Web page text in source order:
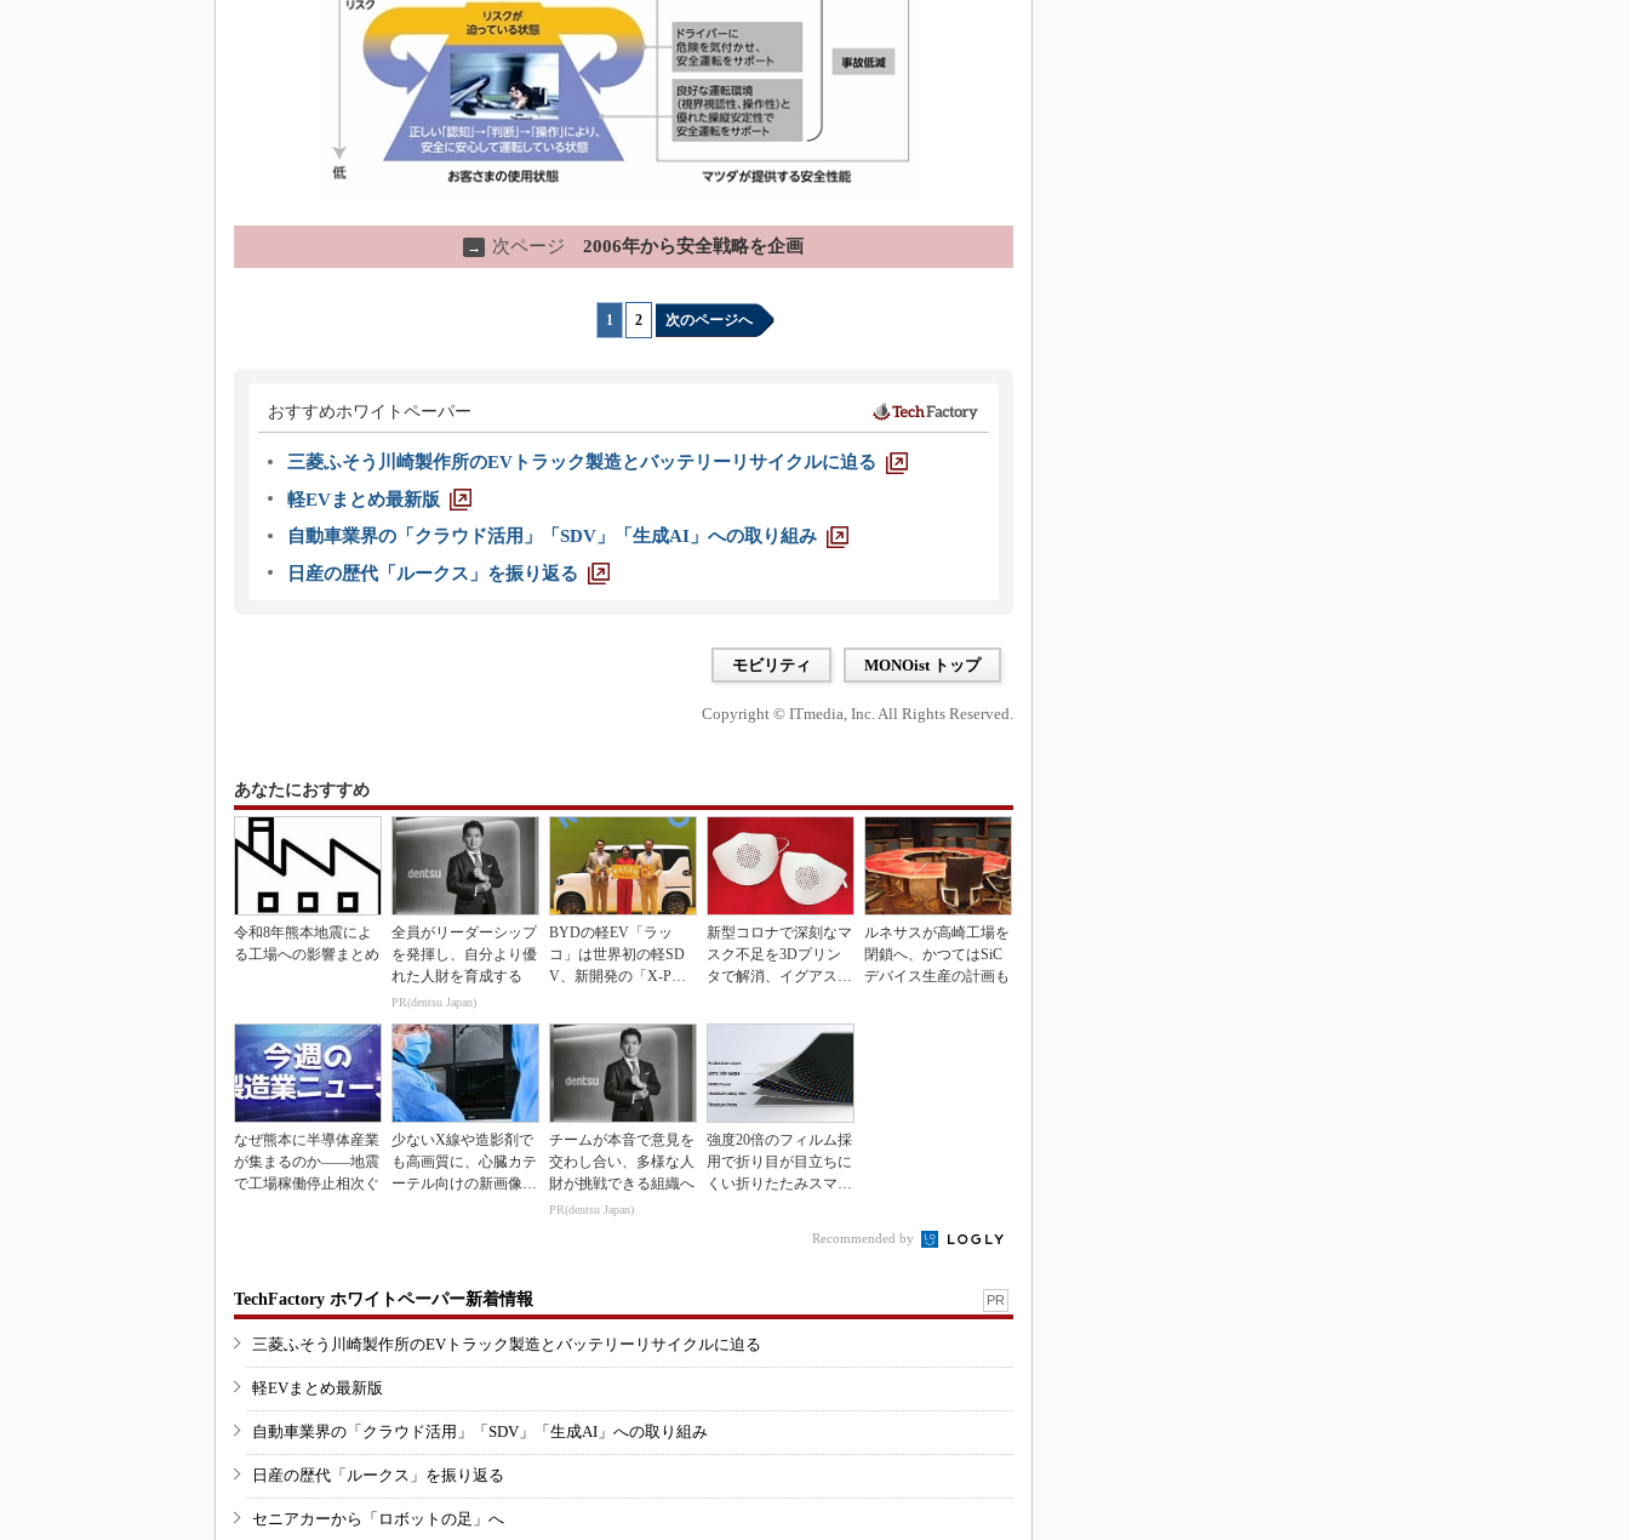
→ 次ページ 2006年から安全戦略を企画
1 2 次のページへ
おすすめホワイトペーパー
三菱ふそう川崎製作所のEVトラック製造とバッテリーリサイクルに迫る
軽EVまとめ最新版
自動車業界の「クラウド活用」「SDV」「生成AI」への取り組み
日産の歴代「ルークス」を振り返る
モビリティ MONOist トップ
Copyright © ITmedia, Inc. All Rights Reserved.
あなたにおすすめ
令和8年熊本地震によ
る工場への影響まとめ
全員がリーダーシップ
を発揮し、自分より優
れた人財を育成する
PR(dentsu Japan)
BYDの軽EV「ラッ
コ」は世界初の軽SD
V、新開発の「X-PAC
新型コロナで深刻なマ
スク不足を3Dプリン
タで解消、イグアスが
ルネサスが高崎工場を
閉鎖へ、かつてはSiC
デバイス生産の計画も
なぜ熊本に半導体産業
が集まるのか――地震
で工場稼働停止相次ぐ
少ないX線や造影剤で
も高画質に、心臓カテ
ーテル向けの新画像技
チームが本音で意見を
交わし合い、多様な人
財が挑戦できる組織へ
PR(dentsu Japan)
強度20倍のフィルム採
用で折り目が目立ちに
くい折りたたみスマホ
Recommended by
TechFactory ホワイトペーパー新着情報 PR
三菱ふそう川崎製作所のEVトラック製造とバッテリーリサイクルに迫る
軽EVまとめ最新版
自動車業界の「クラウド活用」「SDV」「生成AI」への取り組み
日産の歴代「ルークス」を振り返る
セニアカーから「ロボットの足」へ